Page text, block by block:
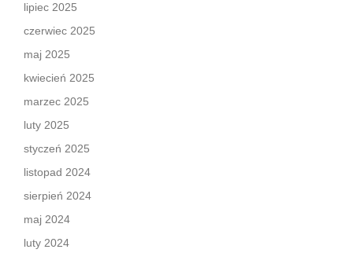
lipiec 2025
czerwiec 2025
maj 2025
kwiecień 2025
marzec 2025
luty 2025
styczeń 2025
listopad 2024
sierpień 2024
maj 2024
luty 2024